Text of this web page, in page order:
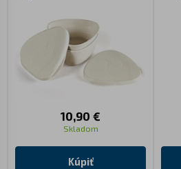
10,90 €
Skladom
Kúpiť